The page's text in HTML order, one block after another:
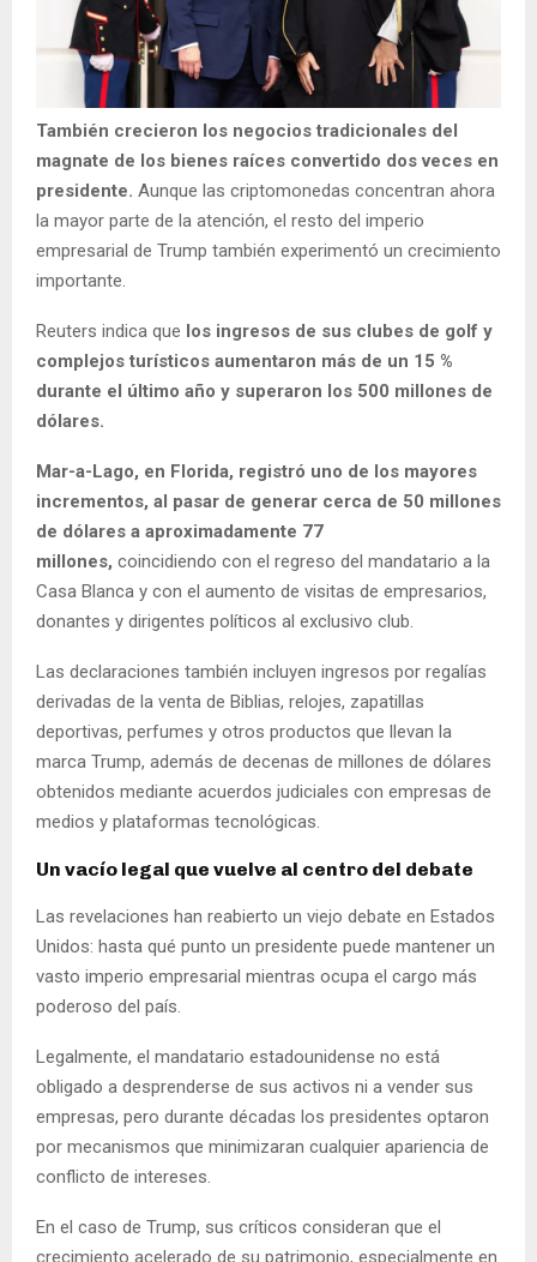
También crecieron los negocios tradicionales del
magnate de los bienes raíces convertido dos veces en
presidente. Aunque las criptomonedas concentran ahora
la mayor parte de la atención, el resto del imperio
empresarial de Trump también experimentó un crecimiento
importante.
Reuters indica que los ingresos de sus clubes de golf y
complejos turísticos aumentaron más de un 15 %
durante el último año y superaron los 500 millones de
dólares.
Mar-a-Lago, en Florida, registró uno de los mayores
incrementos, al pasar de generar cerca de 50 millones
de dólares a aproximadamente 77
millones, coincidiendo con el regreso del mandatario a la
Casa Blanca y con el aumento de visitas de empresarios,
donantes y dirigentes políticos al exclusivo club.
Las declaraciones también incluyen ingresos por regalías
derivadas de la venta de Biblias, relojes, zapatillas
deportivas, perfumes y otros productos que llevan la
marca Trump, además de decenas de millones de dólares
obtenidos mediante acuerdos judiciales con empresas de
medios y plataformas tecnológicas.
Un vacío legal que vuelve al centro del debate
Las revelaciones han reabierto un viejo debate en Estados
Unidos: hasta qué punto un presidente puede mantener un
vasto imperio empresarial mientras ocupa el cargo más
poderoso del país.
Legalmente, el mandatario estadounidense no está
obligado a desprenderse de sus activos ni a vender sus
empresas, pero durante décadas los presidentes optaron
por mecanismos que minimizaran cualquier apariencia de
conflicto de intereses.
En el caso de Trump, sus críticos consideran que el
crecimiento acelerado de su patrimonio, especialmente en